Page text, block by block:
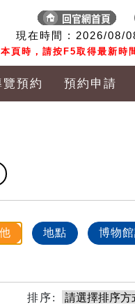
現在時間 : 2026/08/
頁時，請按F5取得最新時
覽預約 預約申請
地點 博物
排序: